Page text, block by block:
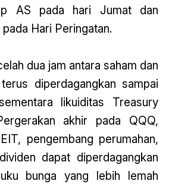
AS pada hari Jumat dan
Hari Peringatan.
dua jam antara saham dan
diperdagangkan sampai
likuiditas Treasury
akhir pada QQQ,
pengembang perumahan,
dapat diperdagangkan
bunga yang lebih lemah